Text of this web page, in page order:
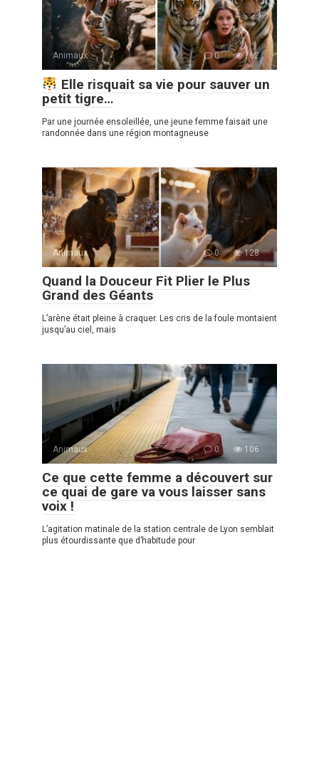
Animaux 0 762
Elle risquait sa vie pour sauver un
petit tigre…
Par une journée ensoleillée, une jeune femme faisait une
randonnée dans une région montagneuse
Animaux 0 128
Quand la Douceur Fit Plier le Plus
Grand des Géants
L’arène était pleine à craquer. Les cris de la foule montaient
jusqu’au ciel, mais
Animaux 0 106
Ce que cette femme a découvert sur
ce quai de gare va vous laisser sans
voix !
L’agitation matinale de la station centrale de Lyon semblait
plus étourdissante que d’habitude pour